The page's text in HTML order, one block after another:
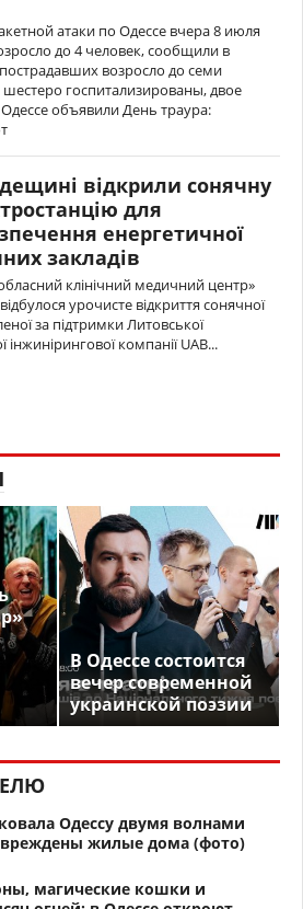
атаки по Одессе вчера 8 июля
до 4 человек, сообщили в
возросло до семи
госпитализированы, двое
объявили День траура:
відкрили сонячну
для
енергетичної
закладів
клінічний медичний центр»
урочисте відкриття сонячної
за підтримки Литовської
інжинірингової компанії UAB...
В Одессе состоится
вечер современной
украинской поэзии
Одессу двумя волнами
жилые дома (фото)
магические кошки и